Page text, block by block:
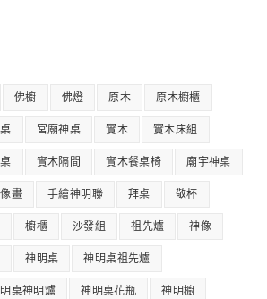
佛櫥 佛燈 原木 原木櫥櫃
宮廟神桌 實木 實木床組
實木隔間 實木餐桌椅 廟宇神桌
畫 手繪神明聯 拜桌 敬杯
櫥櫃 沙發組 祖先爐 神像
神明桌 神明桌祖先爐
桌神明爐 神明桌花瓶 神明櫥